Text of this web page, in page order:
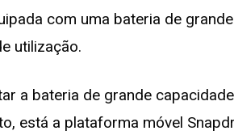
com uma bateria de
utilização.
a bateria de grande
está a plataforma móvel